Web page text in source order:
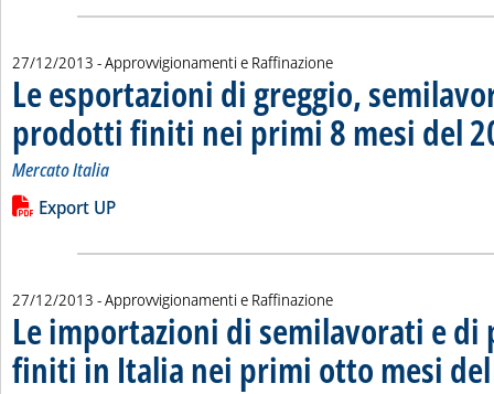
27/12/2013 - Approvvigionamenti e Raffinazione
Le esportazioni di greggio,
prodotti finiti nei primi 8 mesi del
Mercato Italia
Leggi tutta la notizia: 'Le esportazioni di greggio,
Lista allegati PDF alla notizia
Export UP
27/12/2013 - Approvvigionamenti e Raffinazione
Le importazioni di semilavorati e
finiti in Italia nei primi otto mesi